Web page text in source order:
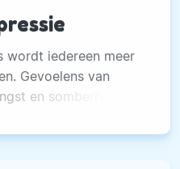
wordt iedereen meer
Gevoelens van
en somberheid